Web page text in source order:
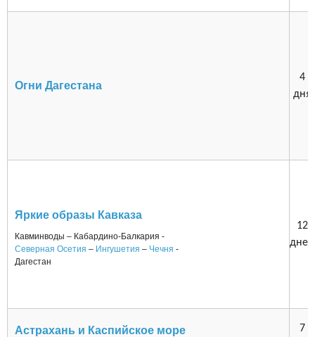
Огни Дагестана
4
дня
Яркие образы Кавказа
Кавминводы – Кабардино-Балкария -
Северная Осетия – Ингушетия – Чечня -
Дагестан
12
дней
Астрахань и Каспийское море
7